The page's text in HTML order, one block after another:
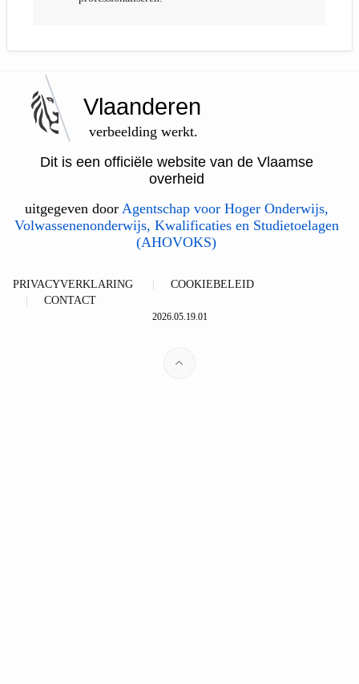
Vlaanderen
verbeelding werkt.
Dit is een officiële website van de Vlaamse
overheid
uitgegeven door Agentschap voor Hoger Onderwijs,
Volwassenenonderwijs, Kwalificaties en Studietoelagen
(AHOVOKS)
PRIVACYVERKLARING
COOKIEBELEID
CONTACT
2026.05.19.01